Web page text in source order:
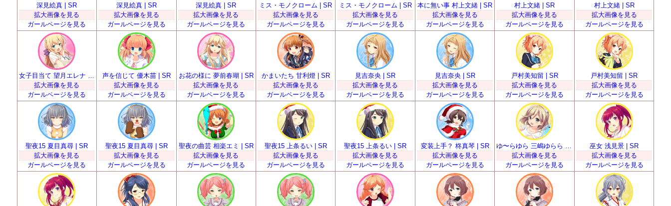
深見絵真 | SR
拡大画像を見る
ガールページを見る
深見絵真 | SR
拡大画像を見る
ガールページを見る
深見絵真 | SR
拡大画像を見る
ガールページを見る
ミス・モノクローム | SR
拡大画像を見る
ガールページを見る
ミス・モノクローム | SR
拡大画像を見る
ガールページを見る
本に無い事 村上文緒 | SR
拡大画像を見る
ガールページを見る
村上文緒 | SR
拡大画像を見る
ガールページを見る
村上文緒 | SR
拡大画像を見る
ガールページを見る
女子目当て 望月エレナ | SR
拡大画像を見る
ガールページを見る
声を信じて 優木苗 | SR
拡大画像を見る
ガールページを見る
お花の様に 夢前春瑚 | SR
拡大画像を見る
ガールページを見る
かまいたち 甘利燈 | SR
拡大画像を見る
ガールページを見る
見吉奈央 | SR
拡大画像を見る
ガールページを見る
見吉奈央 | SR
拡大画像を見る
ガールページを見る
戸村美知留 | SR
拡大画像を見る
ガールページを見る
戸村美知留 | SR
拡大画像を見る
ガールページを見る
聖夜15 夏目真尋 | SR
拡大画像を見る
ガールページを見る
聖夜15 夏目真尋 | SR
拡大画像を見る
ガールページを見る
聖夜の曲芸 相楽エミ | SR
拡大画像を見る
ガールページを見る
聖夜15 上条るい | SR
拡大画像を見る
ガールページを見る
聖夜15 上条るい | SR
拡大画像を見る
ガールページを見る
変装上手？ 柊真琴 | SR
拡大画像を見る
ガールページを見る
ゆ〜らゆら 三嶋ゆらら | SR
拡大画像を見る
ガールページを見る
巫女 浅見景 | SR
拡大画像を見る
ガールページを見る